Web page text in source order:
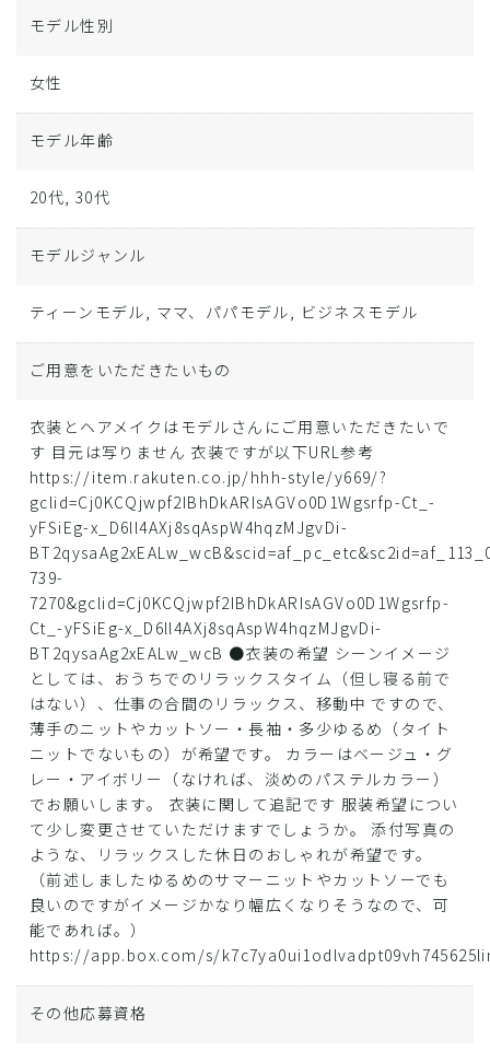
モデル性別
女性
モデル年齢
20代, 30代
モデルジャンル
ティーンモデル, ママ、パパモデル, ビジネスモデル
ご用意をいただきたいもの
衣装とヘアメイクはモデルさんにご用意いただきたいで
す 目元は写りません 衣装ですが以下URL参考
https://item.rakuten.co.jp/hhh-style/y669/?
gclid=Cj0KCQjwpf2IBhDkARIsAGVo0D1Wgsrfp-Ct_-
yFSiEg-x_D6ll4AXj8sqAspW4hqzMJgvDi-
739-
7270&gclid=Cj0KCQjwpf2IBhDkARIsAGVo0D1Wgsrfp-
Ct_-yFSiEg-x_D6ll4AXj8sqAspW4hqzMJgvDi-
BT2qysaAg2xEALw_wcB ●衣装の希望 シーンイメージ
としては、おうちでのリラックスタイム（但し寝る前で
はない）、仕事の合間のリラックス、移動中 ですので、
薄手のニットやカットソー・長袖・多少ゆるめ（タイト
ニットでないもの）が希望です。 カラーはベージュ・グ
レー・アイボリー（なければ、淡めのパステルカラー）
でお願いします。 衣装に関して追記です 服装希望につい
て少し変更させていただけますでしょうか。 添付写真の
ような、リラックスした休日のおしゃれが希望です。
（前述しましたゆるめのサマーニットやカットソーでも
良いのですがイメージかなり幅広くなりそうなので、可
能であれば。）
https://app.box.com/s/
その他応募資格